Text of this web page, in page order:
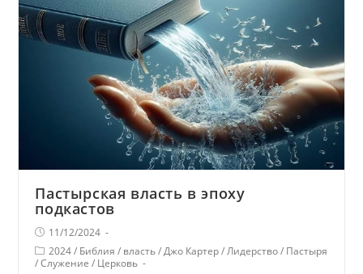
Пастырская власть в эпоху
подкастов
11/12/2024
2024 / Библия / власть / Джо Картер / Лидерство / Пастыря
/ Служение / Церковь